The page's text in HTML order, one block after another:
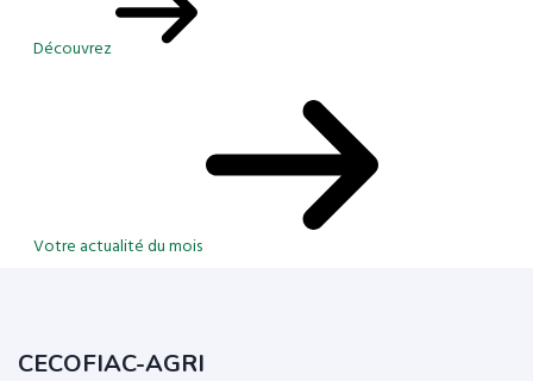
Découvrez
Votre actualité du mois
CECOFIAC-AGRI